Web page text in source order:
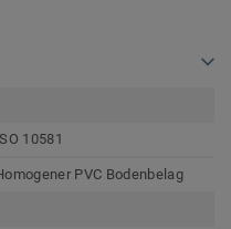
10581
PVC Bodenbelag